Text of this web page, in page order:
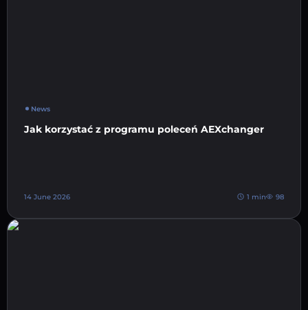
News
Jak korzystać z programu poleceń AEXchanger
14 June 2026 1 min 98